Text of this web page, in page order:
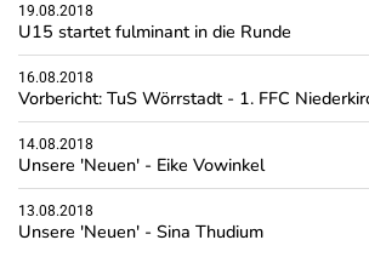
19.08.2018
U15 startet fulminant in die Runde
16.08.2018
Vorbericht: TuS Wörrstadt - 1. FFC
14.08.2018
Unsere 'Neuen' - Eike Vowinkel
13.08.2018
Unsere 'Neuen' - Sina Thudium